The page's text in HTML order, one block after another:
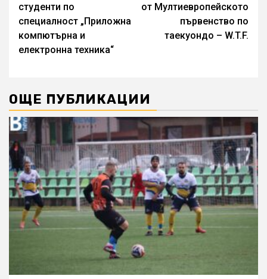
студенти по
специалност „Приложна
компютърна и
електронна техника“
от Мултиевропейското
първенство по
таекуондо – W.T.F.
ОЩЕ ПУБЛИКАЦИИ